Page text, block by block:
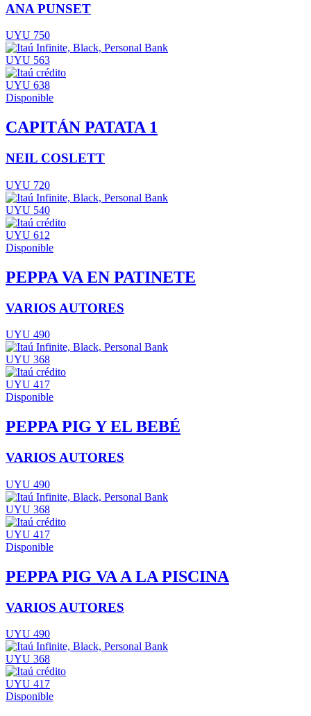
ANA PUNSET
UYU 750
UYU 563
UYU 638
Disponible
CAPITÁN PATATA 1
NEIL COSLETT
UYU 720
UYU 540
UYU 612
Disponible
PEPPA VA EN PATINETE
VARIOS AUTORES
UYU 490
UYU 368
UYU 417
Disponible
PEPPA PIG Y EL BEBÉ
VARIOS AUTORES
UYU 490
UYU 368
UYU 417
Disponible
PEPPA PIG VA A LA PISCINA
VARIOS AUTORES
UYU 490
UYU 368
UYU 417
Disponible